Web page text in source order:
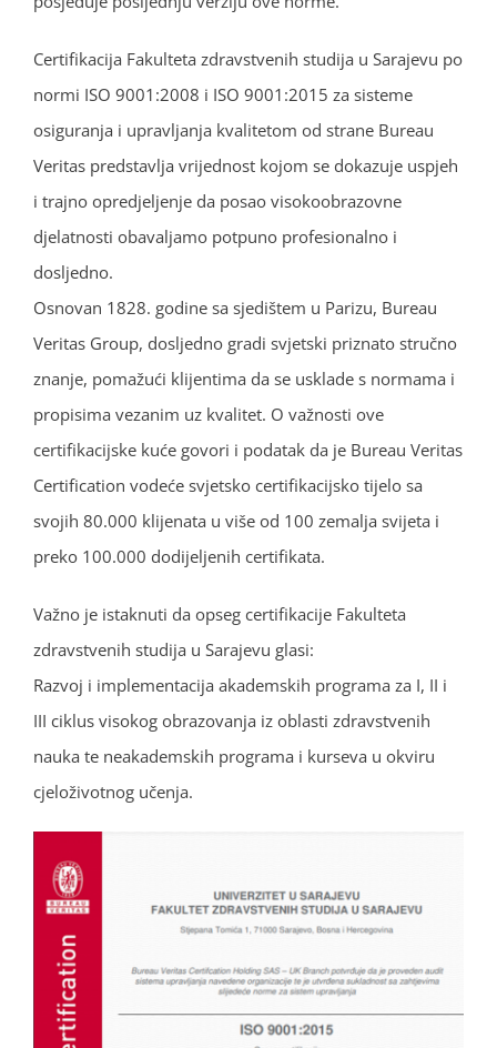
Certifikacija Fakulteta zdravstvenih studija u Sarajevu po
normi ISO 9001:2008 i ISO 9001:2015 za sisteme
osiguranja i upravljanja kvalitetom od strane Bureau
Veritas predstavlja vrijednost kojom se dokazuje uspjeh
i trajno opredjeljenje da posao visokoobrazovne
djelatnosti obavaljamo potpuno profesionalno i
dosljedno.
Osnovan 1828. godine sa sjedištem u Parizu, Bureau
Veritas Group, dosljedno gradi svjetski priznato stručno
znanje, pomažući klijentima da se usklade s normama i
propisima vezanim uz kvalitet. O važnosti ove
certifikacijske kuće govori i podatak da je Bureau Veritas
Certification vodeće svjetsko certifikacijsko tijelo sa
svojih 80.000 klijenata u više od 100 zemalja svijeta i
preko 100.000 dodijeljenih certifikata.
Važno je istaknuti da opseg certifikacije Fakulteta
zdravstvenih studija u Sarajevu glasi:
Razvoj i implementacija akademskih programa za I, II i
III ciklus visokog obrazovanja iz oblasti zdravstvenih
nauka te neakademskih programa i kurseva u okviru
cjeloživotnog učenja.